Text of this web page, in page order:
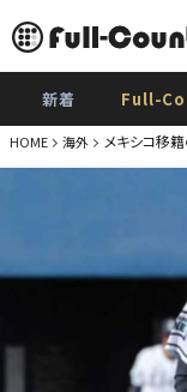
新着 Full-
HOME 海外 メキシコ移